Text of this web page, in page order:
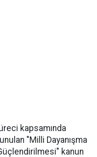
kapsamında
"Milli Dayanışma
kanun